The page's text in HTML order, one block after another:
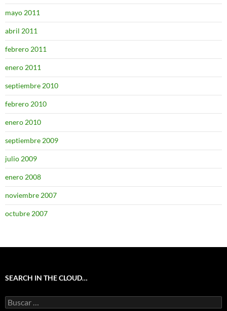
mayo 2011
abril 2011
febrero 2011
enero 2011
septiembre 2010
febrero 2010
enero 2010
septiembre 2009
julio 2009
enero 2008
noviembre 2007
octubre 2007
SEARCH IN THE CLOUD…
Buscar: